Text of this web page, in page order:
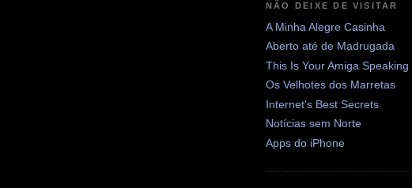
NÃO DEIXE DE VISITAR
A Minha Alegre Casinha
Aberto até de Madrugada
This Is Your Amiga Speaking
Os Velhotes dos Marretas
Internet's Best Secrets
Notícias sem Norte
Apps do iPhone